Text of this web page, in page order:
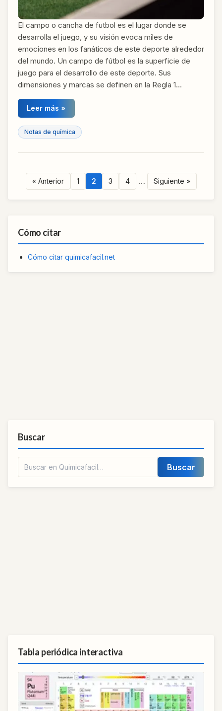
El campo o cancha de futbol es el lugar donde se
desarrolla el juego, y su visión evoca miles de
emociones en los fanáticos de este deporte alrededor
del mundo. Un campo de fútbol es la superficie de
juego para el desarrollo de este deporte. Sus
dimensiones y marcas se definen en la Regla 1…
Leer más »
Notas de química
« Anterior 1 2 3 4 … Siguiente »
Cómo citar
Cómo citar quimicafacil.net
Buscar
Buscar
Tabla periódica interactiva